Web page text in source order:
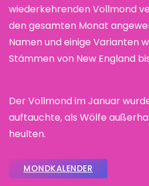
wiederkehrenden Vollmond
den gesamten Monat
Namen und einige Varianten
Stämmen von New England
Der Vollmond im Januar
auftauchte, als Wölfe
heulten.
MONDKALENDER